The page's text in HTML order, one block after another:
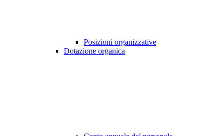
Posizioni organizzative
Dotazione organica